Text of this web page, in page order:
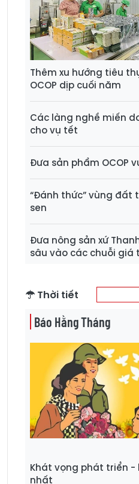
Thêm xu hướng tiêu
OCOP dịp cuối năm
Các làng nghề miến
cho vụ tết
Đưa sản phẩm OCOP
“Đánh thức” vùng đất
sen
Đưa nông sản xứ
sâu vào các chuỗi giá
Thời tiết
Báo Hằng Tháng
Khát vọng phát triển -
nhất